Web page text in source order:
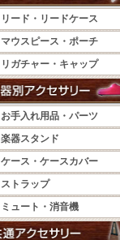
リード・リードケース
マウスピース・ポーチ
リガチャー・キャップ
お手入れ用品・パーツ
楽器スタンド
ケース・ケースカバー
ストラップ
ミュート・消音機